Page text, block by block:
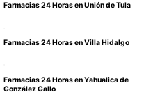
Farmacias 24 Horas en Unión de Tula
Farmacias 24 Horas en Villa Hidalgo
Farmacias 24 Horas en Yahualica de
González Gallo